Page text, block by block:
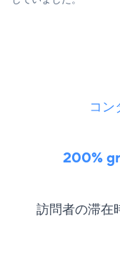
コ
200%
訪問者の滞在